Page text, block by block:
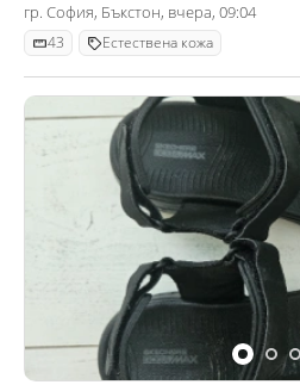
гр. София, Бъкстон, вчера, 09:04
43 Естествена кожа